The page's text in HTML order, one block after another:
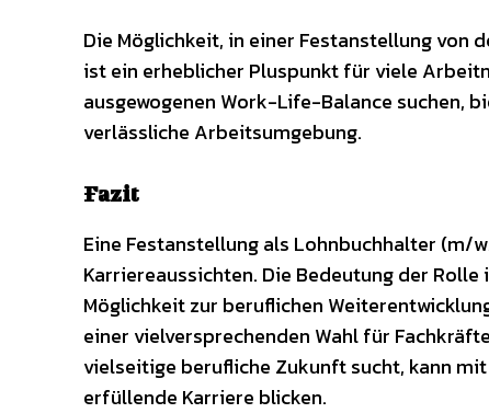
Die Möglichkeit, in einer Festanstellung
ist ein erheblicher Pluspunkt für viele
ausgewogenen Work-Life-Balance suchen,
verlässliche Arbeitsumgebung.
Fazit
Eine Festanstellung als Lohnbuchhalter
Karriereaussichten. Die Bedeutung der
Möglichkeit zur beruflichen
einer vielversprechenden Wahl für
vielseitige berufliche Zukunft sucht, kann
erfüllende Karriere blicken.